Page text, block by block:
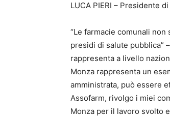
LUCA PIERI – Presidente
“Le farmacie comunali
presidi di salute pubblica”
rappresenta a livello
Monza rappresenta un
amministrata, può essere
Assofarm, rivolgo i miei
Monza per il lavoro svolto